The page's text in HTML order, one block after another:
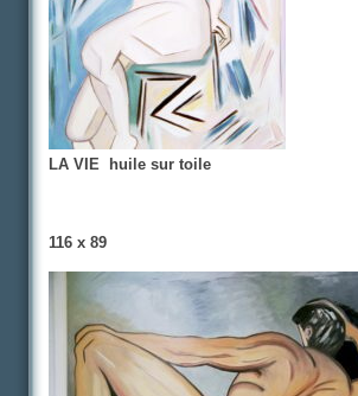
LA VIE huile sur toile
116 x 89